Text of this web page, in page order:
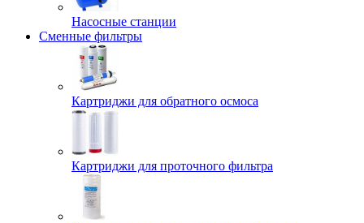
Насосные станции
Сменные фильтры
Картриджи для обратного осмоса
Картриджи для проточного фильтра